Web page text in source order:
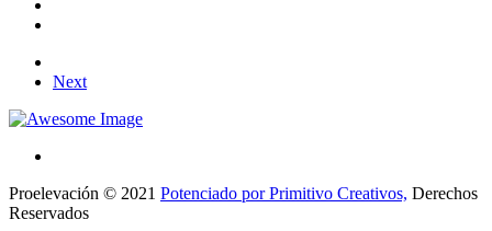
Next
Proelevación © 2021 Potenciado por Primitivo Creativos, Derechos
Reservados